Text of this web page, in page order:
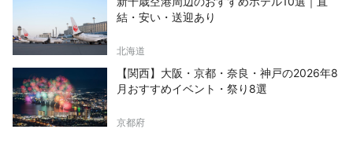
結・安い・送迎あり
北海道
【関西】大阪・京都・奈良・神戸の2026年8
月おすすめイベント・祭り8選
京都府